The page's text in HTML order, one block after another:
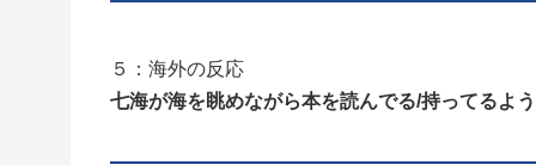
５：海外の反応
七海が海を眺めながら本を読んでる/持ってるよ